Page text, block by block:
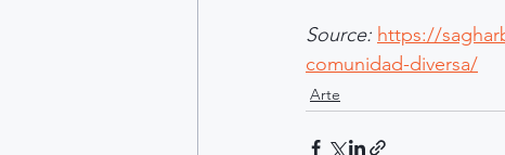
Source: https://
comunidad-diversa/
Arte